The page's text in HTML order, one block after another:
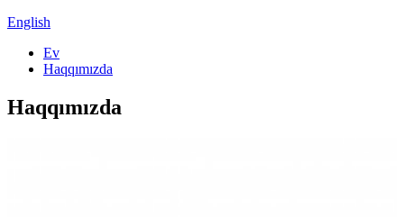
English
Ev
Haqqımızda
Haqqımızda